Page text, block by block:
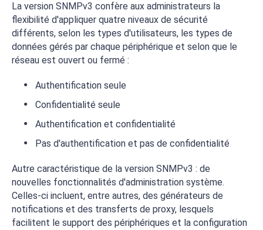
La version SNMPv3 confère aux administrateurs la
flexibilité d'appliquer quatre niveaux de sécurité
différents, selon les types d'utilisateurs, les types de
données gérés par chaque périphérique et selon que le
réseau est ouvert ou fermé :
Authentification seule
Confidentialité seule
Authentification et confidentialité
Pas d'authentification et pas de confidentialité
Autre caractéristique de la version SNMPv3 : de
nouvelles fonctionnalités d'administration système.
Celles-ci incluent, entre autres, des générateurs de
notifications et des transferts de proxy, lesquels
facilitent le support des périphériques et la configuration